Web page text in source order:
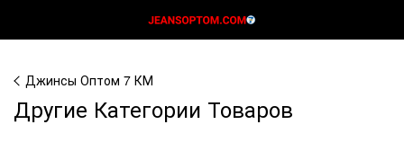
Джинсы Оптом 7 КМ
Другие Категории Товаров